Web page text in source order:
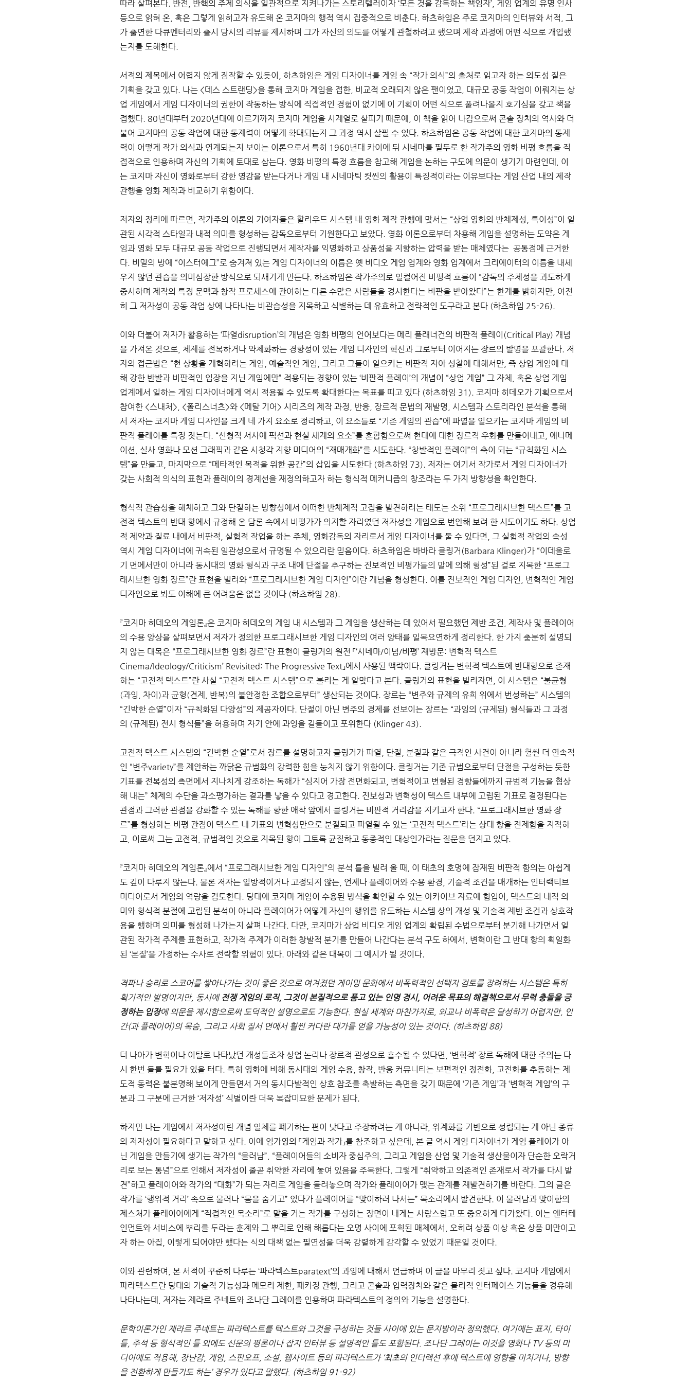
따라 살펴본다. 반전, 반핵의 주제 의식을 일관적으로 지켜나가는 스토리텔러이자 ‘모든 것을 감독하는 책임자’, 게임 업계의 유명 인사
등으로 읽혀 온, 혹은 그렇게 읽히고자 유도해 온 코지마의 행적 역시 집중적으로 비춘다. 하츠하임은 주로 코지마의 인터뷰와 서적, 그
가 출연한 다큐멘터리와 출시 당시의 리뷰를 제시하며 그가 자신의 의도를 어떻게 관철하려고 했으며 제작 과정에 어떤 식으로 개입했
는지를 도해한다.
서적의 제목에서 어렵지 않게 짐작할 수 있듯이, 하츠하임은 게임 디자이너를 게임 속 “작가 의식”의 출처로 읽고자 하는 의도성 짙은
기획을 갖고 있다. 나는 <데스 스트랜딩>을 통해 코지마 게임을 접한, 비교적 오래되지 않은 팬이었고, 대규모 공동 작업이 이뤄지는 상
업 게임에서 게임 디자이너의 권한이 작동하는 방식에 직접적인 경험이 없기에 이 기획이 어떤 식으로 풀려나올지 호기심을 갖고 책을
접했다. 80년대부터 2020년대에 이르기까지 코지마 게임을 시계열로 살피기 때문에, 이 책을 읽어 나감으로써 콘솔 장치의 역사와 더
불어 코지마의 공동 작업에 대한 통제력이 어떻게 확대되는지 그 과정 역시 살필 수 있다. 하츠하임은 공동 작업에 대한 코지마의 통제
력이 어떻게 작가 의식과 연계되는지 보이는 이론으로서 특히 1960년대 카이에 뒤 시네마를 필두로 한 작가주의 영화 비평 흐름을 직
접적으로 인용하며 자신의 기획에 토대로 삼는다. 영화 비평의 특정 흐름을 참고해 게임을 논하는 구도에 의문이 생기기 마련인데, 이
는 코지마 자신이 영화로부터 강한 영감을 받는다거나 게임 내 시네마틱 컷씬의 활용이 특징적이라는 이유보다는 게임 산업 내의 제작
관행을 영화 제작과 비교하기 위함이다.
저자의 정리에 따르면, 작가주의 이론의 기여자들은 할리우드 시스템 내 영화 제작 관행에 맞서는 “상업 영화의 반체제성, 특이성”이 일
관된 시각적 스타일과 내적 의미를 형성하는 감독으로부터 기원한다고 보았다. 영화 이론으로부터 차용해 게임을 설명하는 도약은 게
임과 영화 모두 대규모 공동 작업으로 진행되면서 제작자를 익명화하고 상품성을 지향하는 압력을 받는 매체였다는  공통점에 근거한
다. 비밀의 방에 “이스터에그”로 숨겨져 있는 게임 디자이너의 이름은 옛 비디오 게임 업계와 영화 업계에서 크리에이터의 이름을 내세
우지 않던 관습을 의미심장한 방식으로 되새기게 만든다. 하츠하임은 작가주의로 일컬어진 비평적 흐름이 “감독의 주체성을 과도하게
중시하며 제작의 특정 문맥과 창작 프로세스에 관여하는 다른 수많은 사람들을 경시한다는 비판을 받아왔다”는 한계를 밝히지만, 여전
히 그 저자성이 공동 작업 상에 나타나는 비관습성을 지목하고 식별하는 데 유효하고 전략적인 도구라고 본다 (하츠하임 25-26).
이와 더불어 저자가 활용하는 ‘파열disruption’의 개념은 영화 비평의 언어보다는 메리 플래너건의 비판적 플레이(Critical Play) 개념
을 가져온 것으로, 체제를 전복하거나 약체화하는 경향성이 있는 게임 디자인의 혁신과 그로부터 이어지는 장르의 발명을 포괄한다. 저
자의 접근법은 “현 상황을 개혁하려는 게임, 예술적인 게임, 그리고 그들이 일으키는 비판적 자아 성찰에 대해서만, 즉 상업 게임에 대
해 강한 반발과 비판적인 입장을 지닌 게임에만” 적용되는 경향이 있는 ‘비판적 플레이’의 개념이 “상업 게임” 그 자체, 혹은 상업 게임
업계에서 일하는 게임 디자이너에게 역시 적용될 수 있도록 확대한다는 목표를 띠고 있다 (하츠하임 31). 코지마 히데오가 기획으로서
참여한 <스내처>, <폴리스너츠>와 <메탈 기어> 시리즈의 제작 과정, 반응, 장르적 문법의 재발명, 시스템과 스토리라인 분석을 통해
서 저자는 코지마 게임 디자인을 크게 네 가지 요소로 정리하고, 이 요소들로 “기존 게임의 관습”에 파열을 일으키는 코지마 게임의 비
판적 플레이를 특징 짓는다. “선형적 서사에 픽션과 현실 세계의 요소”를 혼합함으로써 현대에 대한 장르적 우화를 만들어내고, 애니메
이션, 실사 영화나 모션 그래픽과 같은 시청각 지향 미디어의 “재매개화”를 시도한다. “창발적인 플레이”의 축이 되는 “규칙화된 시스
템”을 만들고, 마지막으로 “메타적인 목적을 위한 공간”의 삽입을 시도한다 (하츠하임 73). 저자는 여기서 작가로서 게임 디자이너가
갖는 사회적 의식의 표현과 플레이의 경계선을 재정의하고자 하는 형식적 메커니즘의 창조라는 두 가지 방향성을 확인한다.
형식적 관습성을 해체하고 그와 단절하는 방향성에서 어떠한 반체제적 고집을 발견하려는 태도는 소위 “프로그래시브한 텍스트”를 고
전적 텍스트의 반대 항에서 규정해 온 담론 속에서 비평가가 의지할 자리였던 저자성을 게임으로 번안해 보려 한 시도이기도 하다. 상업
적 제약과 질료 내에서 비판적, 실험적 작업을 하는 주체, 영화감독의 자리로서 게임 디자이너를 둘 수 있다면, 그 실험적 작업의 속성
역시 게임 디자이너에 귀속된 일관성으로서 규명될 수 있으리란 믿음이다. 하츠하임은 바바라 클링거(Barbara Klinger)가 “이데올로
기 면에서만이 아니라 동시대의 영화 형식과 구조 내에 단절을 추구하는 진보적인 비평가들의 말에 의해 형성”된 걸로 지목한 “프로그
래시브한 영화 장르”란 표현을 빌려와 “프로그래시브한 게임 디자인”이란 개념을 형성한다. 이를 진보적인 게임 디자인, 변혁적인 게임
디자인으로 봐도 이해에 큰 어려움은 없을 것이다 (하츠하임 28).
『코지마 히데오의 게임론』은 코지마 히데오의 게임 내 시스템과 그 게임을 생산하는 데 있어서 필요했던 제반 조건, 제작사 및 플레이어
의 수용 양상을 살펴보면서 저자가 정의한 프로그래시브한 게임 디자인의 여러 양태를 일목요연하게 정리한다. 한 가지 충분히 설명되
지 않는 대목은 “프로그래시브한 영화 장르”란 표현이 클링거의 원전 「‘시네마/이념/비평’ 재방문: 변혁적 텍스트
Cinema/Ideology/Criticism’ Revisited: The Progressive Text」에서 사용된 맥락이다. 클링거는 변혁적 텍스트에 반대항으로 존재
하는 “고전적 텍스트”란 사실 “고전적 텍스트 시스템”으로 불리는 게 알맞다고 본다. 클링거의 표현을 빌리자면, 이 시스템은 “불균형
(과잉, 차이)과 균형(견제, 반복)의 불안정한 조합으로부터” 생산되는 것이다. 장르는 “변주와 규제의 유희 위에서 번성하는” 시스템의
“긴박한 순열”이자 “규칙화된 다양성”의 제공자이다. 단절이 아닌 변주의 경제를 선보이는 장르는 “과잉의 (규제된) 형식들과 그 과정
의 (규제된) 전시 형식들”을 허용하며 자기 안에 과잉을 길들이고 포위한다 (Klinger 43).
고전적 텍스트 시스템의 “긴박한 순열”로서 장르를 설명하고자 클링거가 파열, 단절, 분절과 같은 극적인 사건이 아니라 훨씬 더 연속적
인 “변주variety”를 제안하는 까닭은 규범화의 강력한 힘을 눙치지 않기 위함이다. 클링거는 기존 규범으로부터 단절을 구성하는 듯한
기표를 전복성의 측면에서 지나치게 강조하는 독해가 “심지어 가장 전면화되고, 변혁적이고 변형된 경향들에까지 규범적 기능을 협상
해 내는” 체제의 수단을 과소평가하는 결과를 낳을 수 있다고 경고한다. 진보성과 변혁성이 텍스트 내부에 고립된 기표로 결정된다는
관점과 그러한 관점을 강화할 수 있는 독해를 향한 애착 앞에서 클링거는 비판적 거리감을 지키고자 한다. “프로그래시브한 영화 장
르”를 형성하는 비평 관점이 텍스트 내 기표의 변혁성만으로 분절되고 파열될 수 있는 ‘고전적 텍스트’라는 상대 항을 전제함을 지적하
고, 이로써 그는 고전적, 규범적인 것으로 지목된 항이 그토록 균질하고 동종적인 대상인가라는 질문을 던지고 있다.
『코지마 히데오의 게임론』에서 “프로그래시브한 게임 디자인”의 분석 틀을 빌려 올 때, 이 태초의 호명에 잠재된 비판적 함의는 아쉽게
도 깊이 다루지 않는다. 물론 저자는 일방적이거나 고정되지 않는, 언제나 플레이어와 수용 환경, 기술적 조건을 매개하는 인터랙티브
미디어로서 게임의 역량을 검토한다. 당대에 코지마 게임이 수용된 방식을 확인할 수 있는 아카이브 자료에 힘입어, 텍스트의 내적 의
미와 형식적 분절에 고립된 분석이 아니라 플레이어가 어떻게 자신의 행위를 유도하는 시스템 상의 개성 및 기술적 제반 조건과 상호작
용을 행하며 의미를 형성해 나가는지 살펴 나간다. 다만, 코지마가 상업 비디오 게임 업계의 확립된 수법으로부터 분기해 나가면서 일
관된 작가적 주제를 표현하고, 작가적 주제가 이러한 창발적 분기를 만들어 나간다는 분석 구도 하에서, 변혁이란 그 반대 항의 획일화
된 ‘본질’을 가정하는 수사로 전락할 위험이 있다. 아래와 같은 대목이 그 예시가 될 것이다.
격파나 승리로 스코어를 쌓아나가는 것이 좋은 것으로 여겨졌던 게이밍 문화에서 비폭력적인 선택지 검토를 장려하는 시스템은 특히
획기적인 발명이지만, 동시에 전쟁 게임의 로직, 그것이 본질적으로 품고 있는 인명 경시, 어려운 목표의 해결책으로서 무력 충돌을 긍
정하는 입장에 의문을 제시함으로써 도덕적인 설명으로도 기능한다. 현실 세계와 마찬가지로, 외교나 비폭력은 달성하기 어렵지만, 인
간(과 플레이어)의 목숨, 그리고 사회 질서 면에서 훨씬 커다란 대가를 얻을 가능성이 있는 것이다. (하츠하임 88)
더 나아가 변혁이나 이탈로 나타났던 개성들조차 상업 논리나 장르적 관성으로 흡수될 수 있다면, ‘변혁적’ 장르 독해에 대한 주의는 다
시 한번 들를 필요가 있을 터다. 특히 영화에 비해 동시대의 게임 수용, 창작, 반응 커뮤니티는 보편적인 정전화, 고전화를 추동하는 제
도적 동력은 불분명해 보이게 만들면서 거의 동시다발적인 상호 참조를 촉발하는 측면을 갖기 때문에 ‘기존 게임’과 ‘변혁적 게임’의 구
분과 그 구분에 근거한 ‘저자성’ 식별이란 더욱 복잡미묘한 문제가 된다.
하지만 나는 게임에서 저자성이란 개념 일체를 폐기하는 편이 낫다고 주장하려는 게 아니라, 위계화를 기반으로 성립되는 게 아닌 종류
의 저자성이 필요하다고 말하고 싶다. 이에 임가영의 「게임과 작가」를 참조하고 싶은데, 본 글 역시 게임 디자이너가 게임 플레이가 아
닌 게임을 만들기에 생기는 작가의 “물러남”, “플레이어들의 소비자 중심주의, 그리고 게임을 산업 및 기술적 생산물이자 단순한 오락거
리로 보는 통념”으로 인해서 저자성이 줄곧 취약한 자리에 놓여 있음을 주목한다. 그렇게 “취약하고 의존적인 존재로서 작가를 다시 발
견”하고 플레이어와 작가의 “대화”가 되는 자리로 게임을 돌려놓으며 작가와 플레이어가 맺는 관계를 재발견하기를 바란다. 그의 글은
작가를 ‘행위적 거리’ 속으로 물러나 “몸을 숨기고” 있다가 플레이어를 “맞이하러 나서는” 목소리에서 발견한다. 이 물러남과 맞이함의
제스처가 플레이어에게 “직접적인 목소리”로 말을 거는 작가를 구성하는 장면이 내게는 사랑스럽고 또 중요하게 다가왔다. 이는 엔터테
인먼트와 서비스에 뿌리를 두라는 훈계와 그 뿌리로 인해 해롭다는 오명 사이에 포획된 매체에서, 오히려 상품 이상 혹은 상품 미만이고
자 하는 아집, 이렇게 되어야만 했다는 식의 대책 없는 필연성을 더욱 강렬하게 감각할 수 있었기 때문일 것이다.
이와 관련하여, 본 서적이 꾸준히 다루는 ‘파라텍스트paratext’의 과잉에 대해서 언급하며 이 글을 마무리 짓고 싶다. 코지마 게임에서
파라텍스트란 당대의 기술적 가능성과 메모리 제한, 패키징 관행, 그리고 콘솔과 입력장치와 같은 물리적 인터페이스 기능들을 경유해
나타나는데, 저자는 제라르 주네트와 조나단 그레이를 인용하며 파라텍스트의 정의와 기능을 설명한다.
문학이론가인 제라르 주네트는 파라텍스트를 텍스트와 그것을 구성하는 것들 사이에 있는 문지방이라 정의했다. 여기에는 표지, 타이
틀, 주석 등 형식적인 틀 외에도 신문의 평론이나 잡지 인터뷰 등 설명적인 틀도 포함된다. 조나단 그레이는 이것을 영화나 TV 등의 미
디어에도 적용해, 장난감, 게임, 스핀오프, 소설, 웹사이트 등의 파라텍스트가 ‘최초의 인터랙션 후에 텍스트에 영향을 미치거나, 방향
을 전환하게 만들기도 하는’ 경우가 있다고 말했다. (하츠하임 91-92)